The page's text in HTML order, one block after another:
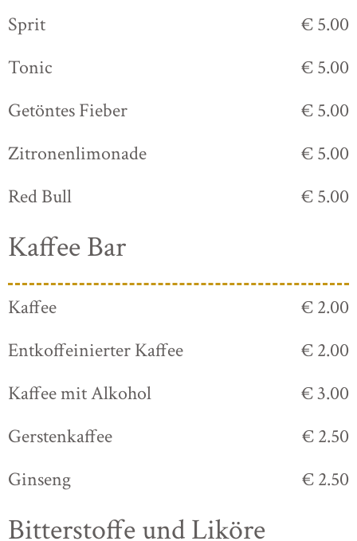
Sprit
€ 5.00
Tonic
€ 5.00
Getöntes Fieber
€ 5.00
Zitronenlimonade
€ 5.00
Red Bull
€ 5.00
Kaffee Bar
Kaffee
€ 2.00
Entkoffeinierter Kaffee
€ 2.00
Kaffee mit Alkohol
€ 3.00
Gerstenkaffee
€ 2.50
Ginseng
€ 2.50
Bitterstoffe und Liköre